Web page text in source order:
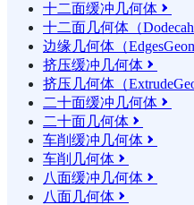
十二面缓冲几何体 
十二面几何体（
边缘几何体（
挤压缓冲几何体 
挤压几何体（
二十面缓冲几何体 
二十面几何体 
车削缓冲几何体 
车削几何体 
八面缓冲几何体 
八面几何体 